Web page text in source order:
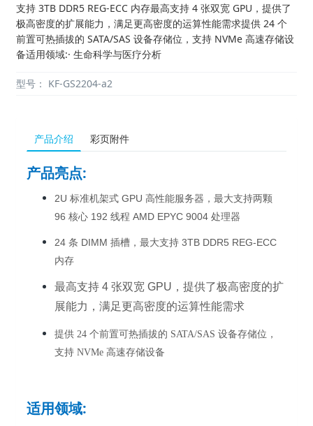
支持 3TB DDR5 REG-ECC 内存最高支持 4 张双宽 GPU，提供了
极高密度的扩展能力，满足更高密度的运算性能需求提供 24 个
前置可热插拔的 SATA/SAS 设备存储位，支持 NVMe 高速存储设
备适用领域:· 生命科学与医疗分析
型号： KF-GS2204-a2
产品介绍 彩页附件
产品亮点:
2U 标准机架式 GPU 高性能服务器，最大支持两颗
96 核心 192 线程 AMD EPYC 9004 处理器
24 条 DIMM 插槽，最大支持 3TB DDR5 REG-ECC
内存
最高支持 4 张双宽 GPU，提供了极高密度的扩
展能力，满足更高密度的运算性能需求
提供 24 个前置可热插拔的 SATA/SAS 设备存储位，
支持 NVMe 高速存储设备
适用领域: